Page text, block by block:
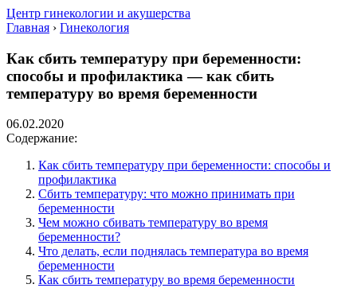
Центр гинекологии и акушерства
Главная › Гинекология
Как сбить температуру при беременности:
способы и профилактика — как сбить
температуру во время беременности
06.02.2020
Содержание:
Как сбить температуру при беременности: способы и
профилактика
Сбить температуру: что можно принимать при
беременности
Чем можно сбивать температуру во время
беременности?
Что делать, если поднялась температура во время
беременности
Как сбить температуру во время беременности